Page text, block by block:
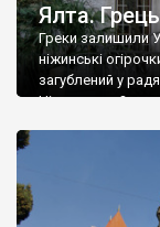
Ялта.
Греки залишили
ніжинські
загублений у
Ніжин греки?